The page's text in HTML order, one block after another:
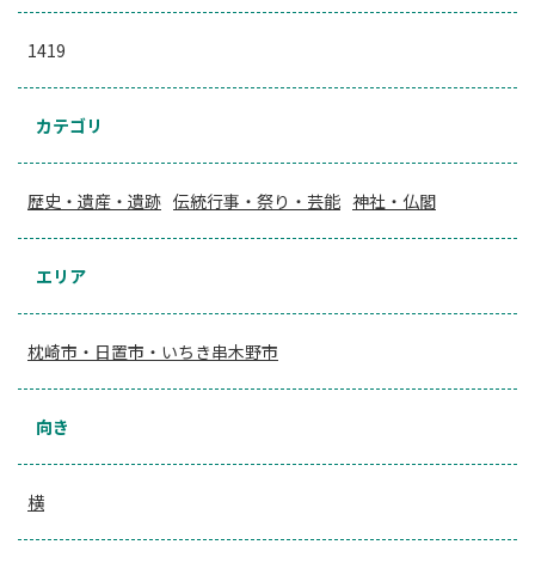
1419
カテゴリ
歴史・遺産・遺跡 伝統行事・祭り・芸能 神社・仏閣
エリア
枕崎市・日置市・いちき串木野市
向き
横